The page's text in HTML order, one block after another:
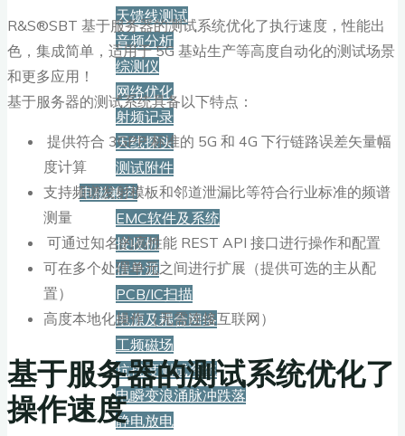
天馈线测试
音频分析
综测仪
网络优化
射频记录
天线探头
测试附件
电磁兼容
EMC软件及系统
接收机
信号源
PCB/IC扫描
电源及耦合网络
工频磁场
抗扰度测试系统
电瞬变浪涌脉冲跌落
静电放电
R&S®SBT 基于服务器的测试系统优化了执行速度，性能出
色，集成简单，适用于 5G 基站生产等高度自动化的测试场景
和更多应用！
基于服务器的测试系统具备以下特点：
提供符合 3GPP 标准的 5G 和 4G 下行链路误差矢量幅
度计算​
支持频谱发射模板和邻道泄漏比等符合行业标准的频谱
测量
可通过知名的高性能 REST API 接口进行操作和配置
可在多个处理单元之间进行扩展（提供可选的主从配
置）
高度本地化操作（无需连接互联网）
基于服务器的测试系统优化了
操作速度